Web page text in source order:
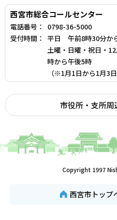
西宮市総合コールセンター
電話番号：
0798-36-5000
受付時間：
平日 午前8時30分か
土曜・日曜・祝日・
時から午後5時
（※1月1日から1月3日
市役所・支所周
Copyright 1997
西宮市トップ